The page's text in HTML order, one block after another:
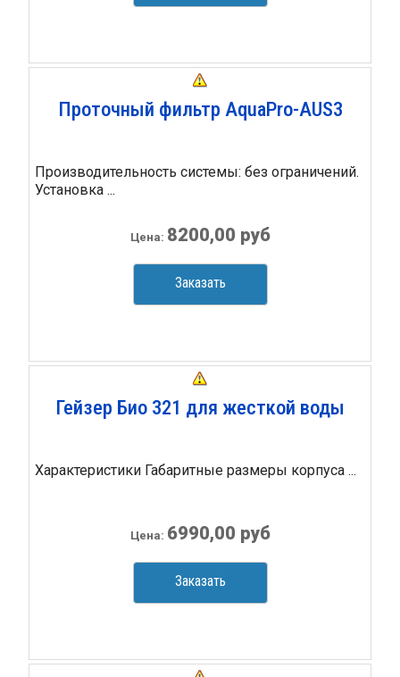
Проточный фильтр AquaPro-AUS3
Производительность системы: без ограничений.
Установка ...
Цена: 8200,00 руб
Заказать
Гейзер Био 321 для жесткой воды
Характеристики Габаритные размеры корпуса ...
Цена: 6990,00 руб
Заказать